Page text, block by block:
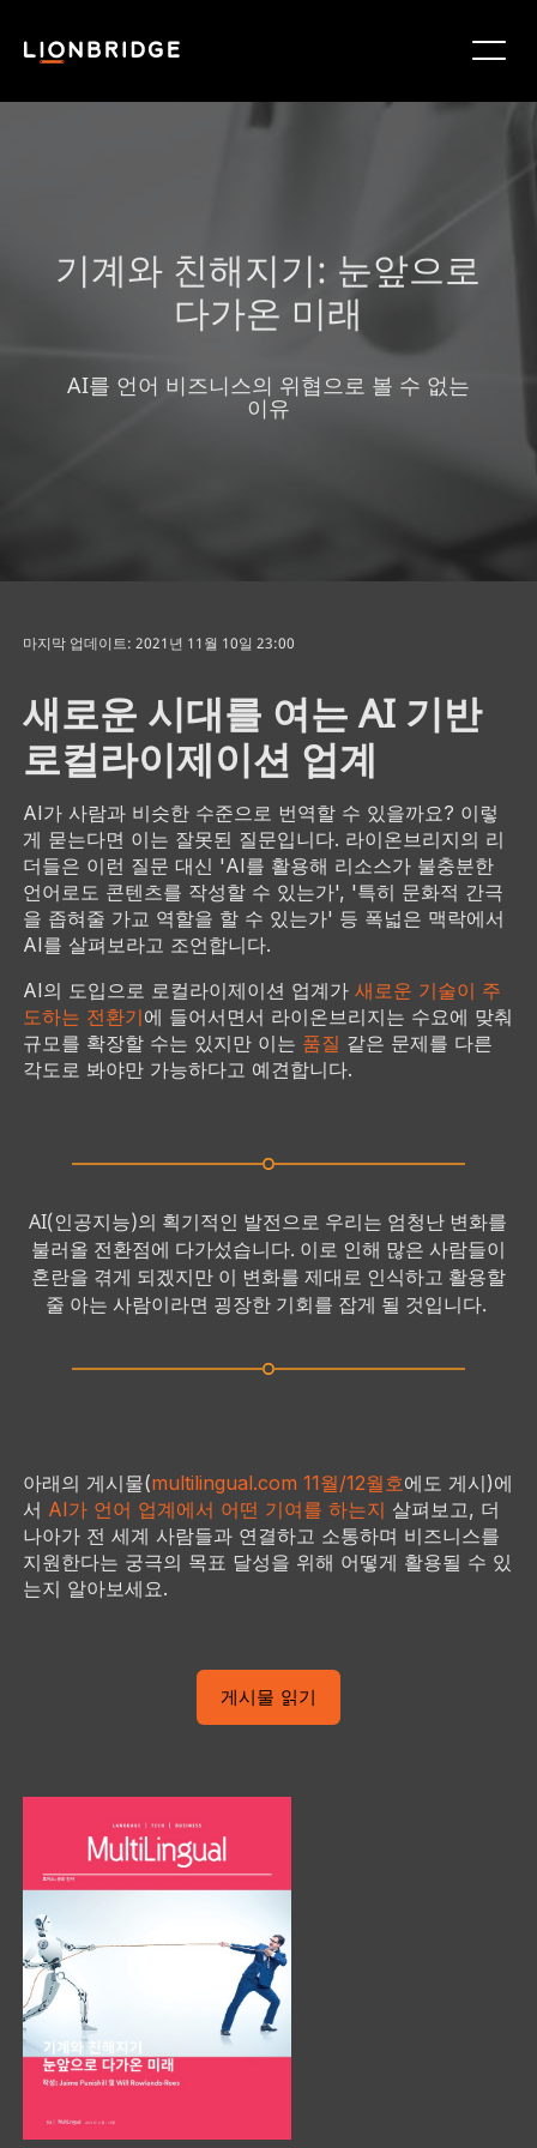
기계와 친해지기: 눈앞으로
다가온 미래
AI를 언어 비즈니스의 위협으로 볼 수 없는
이유
마지막 업데이트: 2021년 11월 10일 23:00
새로운 시대를 여는 AI 기반
로컬라이제이션 업계
AI가 사람과 비슷한 수준으로 번역할 수 있을까요? 이렇
게 묻는다면 이는 잘못된 질문입니다. 라이온브리지의 리
더들은 이런 질문 대신 'AI를 활용해 리소스가 불충분한
언어로도 콘텐츠를 작성할 수 있는가', '특히 문화적 간극
을 좁혀줄 가교 역할을 할 수 있는가' 등 폭넓은 맥락에서
AI를 살펴보라고 조언합니다.
AI의 도입으로 로컬라이제이션 업계가 새로운 기술이 주
도하는 전환기에 들어서면서 라이온브리지는 수요에 맞춰
규모를 확장할 수는 있지만 이는 품질 같은 문제를 다른
각도로 봐야만 가능하다고 예견합니다.
AI(인공지능)의 획기적인 발전으로 우리는 엄청난 변화를
불러올 전환점에 다가섰습니다. 이로 인해 많은 사람들이
혼란을 겪게 되겠지만 이 변화를 제대로 인식하고 활용할
줄 아는 사람이라면 굉장한 기회를 잡게 될 것입니다.
아래의 게시물(multilingual.com 11월/12월호에도 게시)에
서 AI가 언어 업계에서 어떤 기여를 하는지 살펴보고, 더
나아가 전 세계 사람들과 연결하고 소통하며 비즈니스를
지원한다는 궁극의 목표 달성을 위해 어떻게 활용될 수 있
는지 알아보세요.
게시물 읽기